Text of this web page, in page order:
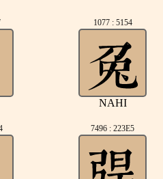
1077 : 5154
NAHI
7496 : 223E5